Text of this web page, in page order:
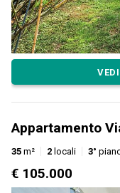
Appartamento
35 m² 2 locali 3°
€ 105.000